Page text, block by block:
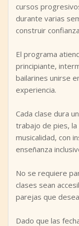
cursos
durante varias
construir
El programa
principiante,
bailarines unirse
experiencia.
Cada clase dura
trabajo de pies, la
musicalidad, con
enseñanza
No se requiere
clases sean
parejas que
Dado que las